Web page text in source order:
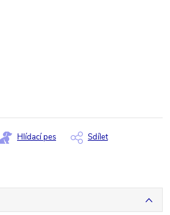
Hlídací pes Sdílet